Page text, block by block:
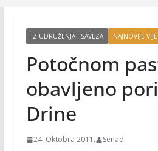
IZ UDRUŽENJA I SAVEZA NAJNOVIJE
Potočnom
obavljeno
Drine
24. Oktobra 2011. Senad